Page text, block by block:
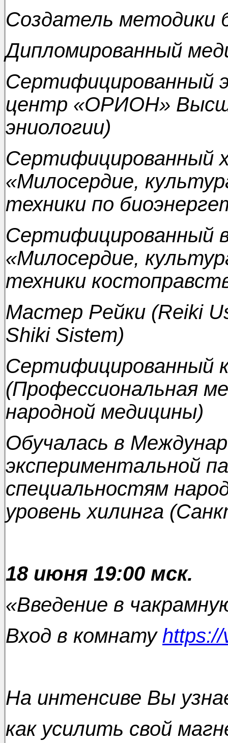
Создатель методики
Дипломированный
Сертифицированный
центр «ОРИОН»
эниологии)
Сертифицированный
«Милосердие,
техники по
Сертифицированный
«Милосердие,
техники
Мастер Рейки (Reiki
Shiki Sistem)
Сертифицированный
(Профессиональная
народной медицины)
Обучалась в
экспериментальной
специальностям
уровень хилинга
18 июня 19:00 мск.
«Введение в
Вход в комнату
На интенсиве Вы
как усилить свой